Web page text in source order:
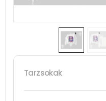
Tarzsokak